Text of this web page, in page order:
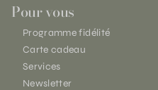
Pour vous
Programme fidélité
Carte cadeau
Services
Newsletter